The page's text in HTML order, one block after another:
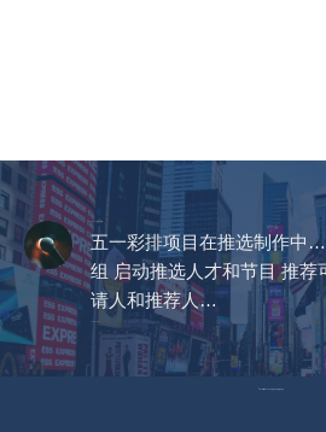
五一彩排项目在推选制作中
组 启动推选人才和节目 推荐
请人和推荐人…